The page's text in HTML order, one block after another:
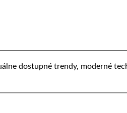
dostupné trendy, moderné